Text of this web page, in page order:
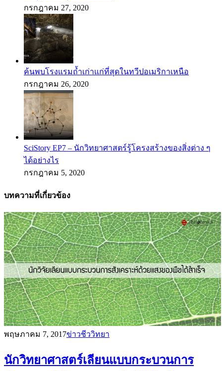
กรกฎาคม 27, 2020
ค้นพบโรงแรมถ้ำเก่าแก่ที่สุดในทวีปอเมริกาเหนือ
กรกฎาคม 26, 2020
SciStory EP7 – นักวิทยาศาสตร์รู้โครงสร้างของสิ่งต่าง ๆ
ได้อย่างไร
กรกฎาคม 5, 2020
บทความที่เกี่ยวข้อง
พฤษภาคม 7, 2017ข่าวชีววิทยา
นักวิทยาศาสตร์เลียนแบบกระบวนการ